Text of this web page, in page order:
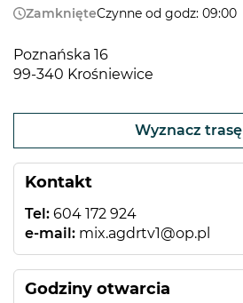
ZamknięteCzynne od godz: 09:00
Poznańska 16
99-340 Krośniewice
Kontakt
Tel: 604 172 924
e-mail: mix.agdrtv1@op.pl
Godziny otwarcia
−
Wyznacz trasę